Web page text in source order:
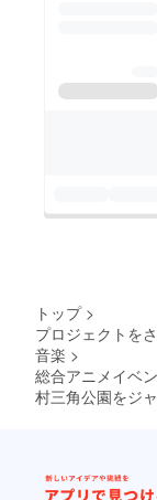
トップ >
プロジェクトを
音楽 >
総合アニメイベ
村三角公園をジ